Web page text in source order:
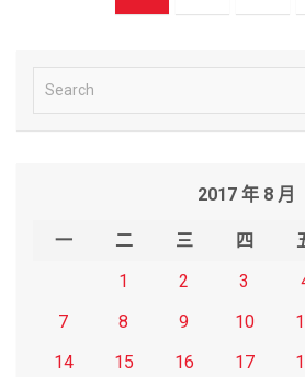
e
2017 年 8 月
一 二 三 四
1
2 3
7
8 9 10
14
15 16 17